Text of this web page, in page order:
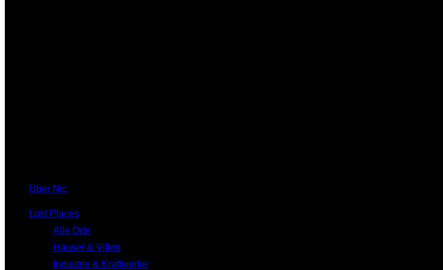
Über Nic
Lost Places
Alle Orte
Häuser & Villen
Industrie & Kraftwerke